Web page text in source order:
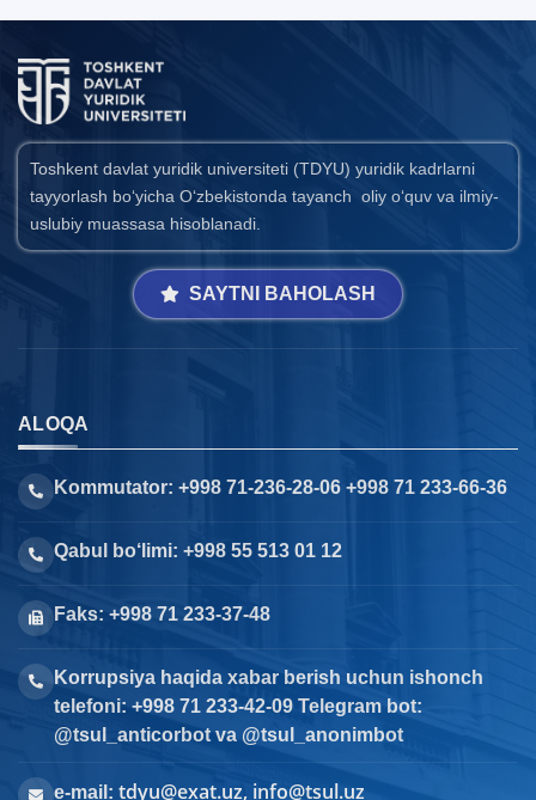
Toshkent davlat yuridik universiteti (TDYU) yuridik kadrlarni
tayyorlash bo‘yicha O‘zbekistonda tayanch oliy o‘quv va ilmiy-
uslubiy muassasa hisoblanadi.
SAYTNI BAHOLASH
ALOQA
Kommutator: +998 71-236-28-06 +998 71 233-66-36
Qabul bo‘limi: +998 55 513 01 12
Faks: +998 71 233-37-48
Korrupsiya haqida xabar berish uchun ishonch
telefoni: +998 71 233-42-09 Telegram bot:
@tsul_anticorbot va @tsul_anonimbot
e-mail: tdyu@exat.uz, info@tsul.uz